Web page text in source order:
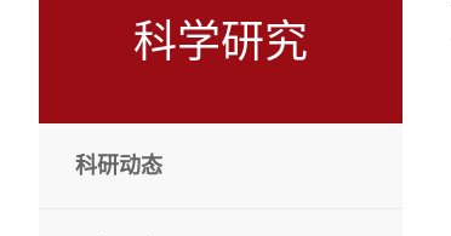
科学研究
科研动态